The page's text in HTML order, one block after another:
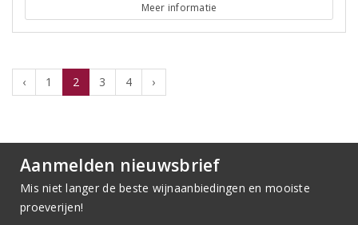
Meer informatie
‹ 1 2 3 4 ›
Aanmelden nieuwsbrief
Mis niet langer de beste wijnaanbiedingen en mooiste
proeverijen!